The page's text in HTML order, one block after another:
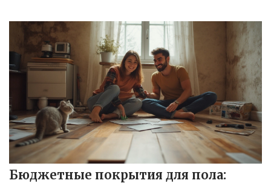
Бюджетные покрытия для пола: